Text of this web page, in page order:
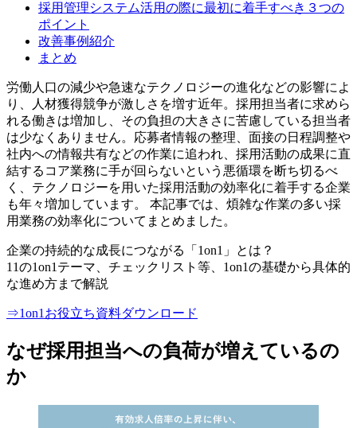
採用管理システム活用の際に最初に着手すべき３つの
ポイント
改善事例紹介
まとめ
労働人口の減少や急速なテクノロジーの進化などの影響によ
り、⼈材獲得競争が激しさを増す近年。採⽤担当者に求めら
れる働きは増加し、その負担の⼤きさに苦慮している担当者
は少なくありません。応募者情報の整理、⾯接の⽇程調整や
社内への情報共有などの作業に追われ、採⽤活動の成果に直
結するコア業務に⼿が回らないという悪循環を断ち切るべ
く、テクノロジーを⽤いた採⽤活動の効率化に着⼿する企業
も年々増加しています。 本記事では、煩雑な作業の多い採
用業務の効率化についてまとめました。
企業の持続的な成長につながる「1on1」とは？
11の1on1テーマ、チェックリスト等、1on1の基礎から具体的
な進め方まで解説
⇒1on1お役立ち資料ダウンロード
なぜ採用担当への負荷が増えているの
か